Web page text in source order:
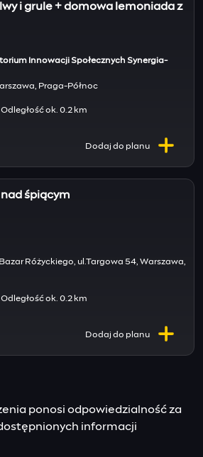
i grule + domowa lemoniada z
Innowacji Społecznych Synergia-
Praga-Północ
Odległość ok. 0.2 km
Dodaj do planu
śpiącym
Różyckiego, ul.Targowa 54, Warszawa,
Odległość ok. 0.2 km
Dodaj do planu
ponosi odpowiedzialność za
informacji